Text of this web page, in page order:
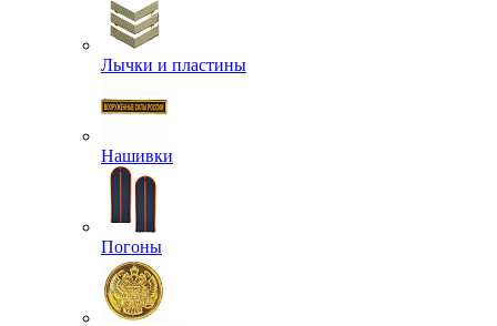
Лычки и пластины
Нашивки
Погоны